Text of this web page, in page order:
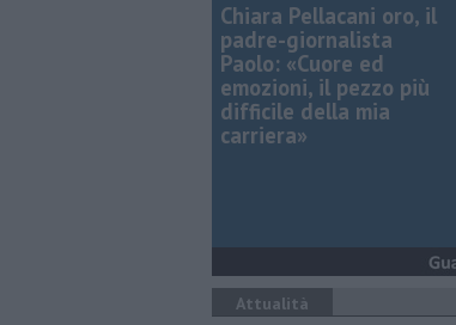
Chiara Pellacani oro, il
padre-giornalista
Paolo: «Cuore ed
emozioni, il pezzo più
difficile della mia
carriera»
Attualità